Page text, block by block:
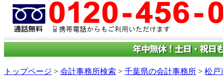
トップページ > 会計事務所検索 > 千葉県の会計事務所 > 松戸